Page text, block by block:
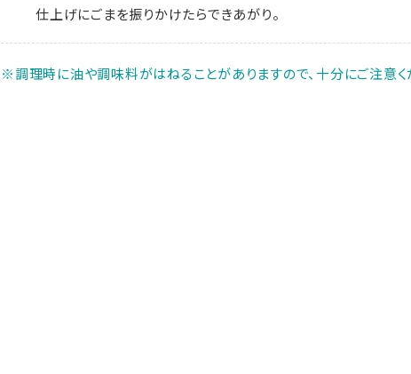
仕上げにごまを振りかけたらできあがり。
※調理時に油や調味料がはねることがありますので、十分にご注意く